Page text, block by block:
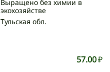
Выращено без химии в
экохозяйстве
Тульская обл.
57.00₽